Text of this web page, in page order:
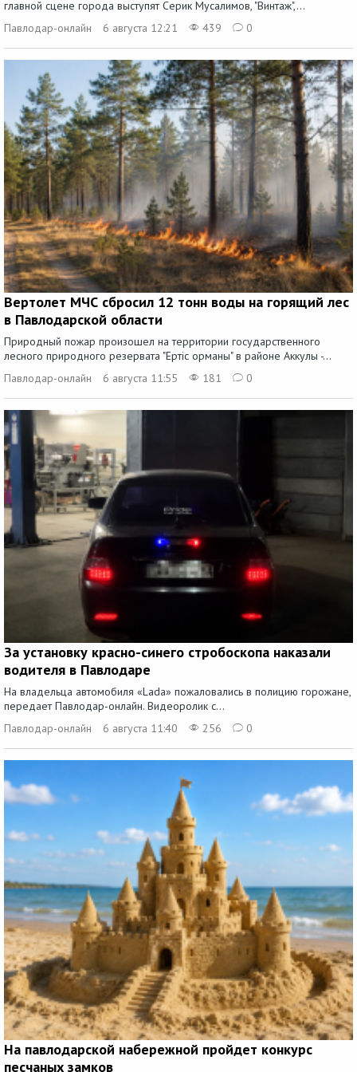
главной сцене города выступят Серик Мусалимов, "Винтаж",...
Павлодар-онлайн
6 августа 12:21 439 0
Вертолет МЧС сбросил 12 тонн воды на горящий лес
в Павлодарской области
Природный пожар произошел на территории государственного
лесного природного резервата "Ертіс орманы" в районе Аккулы -...
Павлодар-онлайн
6 августа 11:55 181 0
За установку красно-синего стробоскопа наказали
водителя в Павлодаре
На владельца автомобиля «Lada» пожаловались в полицию горожане,
передает Павлодар-онлайн. Видеоролик с...
Павлодар-онлайн
6 августа 11:40 256 0
На павлодарской набережной пройдет конкурс
песчаных замков